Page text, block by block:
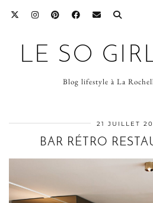
LE SO
Blog lifestyle à La
21 JUILLET
BAR RÉTRO